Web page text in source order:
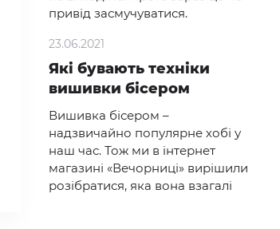
привід засмучуватися.
23.06.2021
Які бувають техніки
вишивки бісером
Вишивка бісером –
надзвичайно популярне хобі у
наш час. Тож ми в інтернет
магазині «Вечорниці» вирішили
розібратися, яка вона взагалі